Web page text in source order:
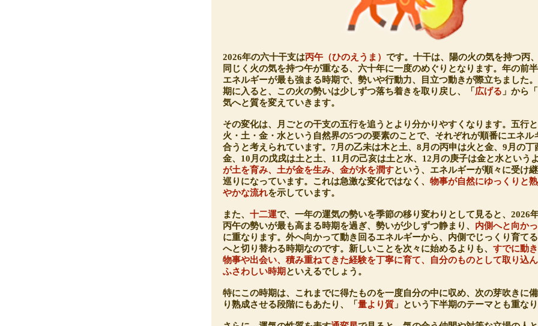
2026年の六十干支は丙午（ひのえうま）です。十干は、陽の火の気を持つ丙
同じく火の気を持つ午が重なる、六十年に一度のめぐりとなります。年の前
エネルギーが最も強まる時期で、勢いや行動力、目立つ動きが際立ちました
期に入ると、この火の勢いは少しずつ落ち着きを取り戻し、「 広げる 」から「
気へと質を変えていきます。
その変化は、月ごとの干支の五行を追うとより分かりやすくなります。五行
火・土・金・水という自然界の5つの要素のことで、それぞれが順番にエネル
合うと考えられています。7月の乙未は木と土、8月の丙申は火と金、9月の丁
金、10月の戊戌は土と土、11月の己亥は土と水、12月の庚子は金と水という
が土を育み、土が金を生み、金が水を潤すという、エネルギーが順々に受け
巡りになっています。これは急激な変化ではなく、物事が自然にゆっくりと
やかな流れを示しています。
また、十二運で、一年の運気の勢いを季節の移り変わりとして見ると、2026
丙午の勢いが最も高まる時期を過ぎ、勢いが少しずつ静まり、 内側へと向か
に重なります。外へ向かって動き回るエネルギーから、内側でじっくり育て
へと切り替わる時期なのです。新しいことを次々に始めるよりも、すでに動
物事や出会い、積み重ねてきた経験を丁寧に育て、自分のものとして取り込
ふさわしい時期 といえるでしょう。
特にこの時期は、これまでに得たものを一度自分の中に収め、次の芽吹きに
り熟成させる段階にもあたり、「量より質 」という下半期のテーマとも重な